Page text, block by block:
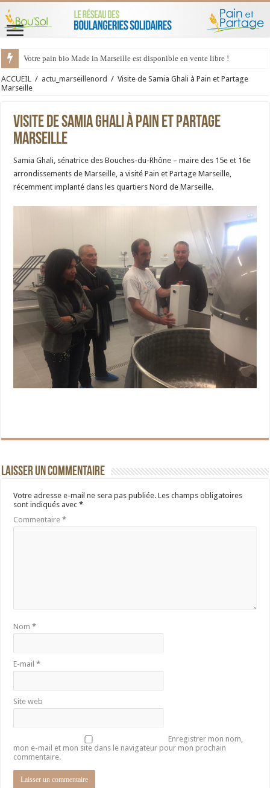
Votre pain bio Made in Marseille est disponible en vente libre !
ACCUEIL / actu_marseillenord / Visite de Samia Ghali à Pain et Partage
Marseille
Visite de Samia Ghali à Pain et Partage
Marseille
Samia Ghali, sénatrice des Bouches-du-Rhône – maire des 15e et 16e
arrondissements de Marseille, a visité Pain et Partage Marseille,
récemment implanté dans les quartiers Nord de Marseille.
Laisser un commentaire
Votre adresse e-mail ne sera pas publiée. Les champs obligatoires
sont indiqués avec*
Commentaire*
Nom*
E-mail*
Site web
Enregistrer mon nom,
mon e-mail et mon site dans le navigateur pour mon prochain
commentaire.